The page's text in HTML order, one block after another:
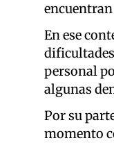
En ese
personal
algunas
Por su
momento